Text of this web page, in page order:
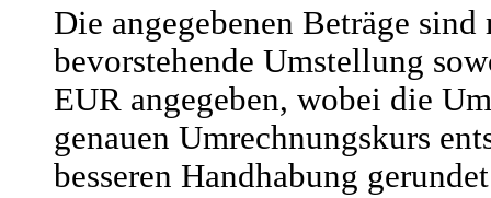
Die angegebenen Beträge
bevorstehende Umstellung
EUR angegeben, wobei die
genauen Umrechnungskurs
besseren Handhabung